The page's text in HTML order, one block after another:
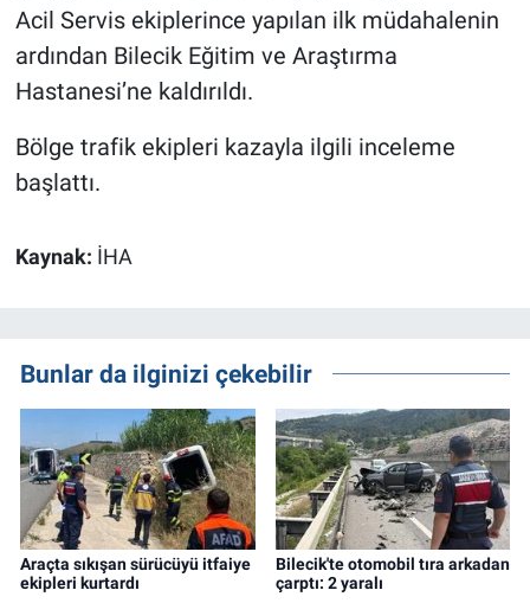
Acil Servis ekiplerince yapılan ilk müdahalenin
ardından Bilecik Eğitim ve Araştırma
Hastanesi’ne kaldırıldı.
Bölge trafik ekipleri kazayla ilgili inceleme
başlattı.
Kaynak: İHA
Bunlar da ilginizi çekebilir
Araçta sıkışan sürücüyü itfaiye
ekipleri kurtardı
Bilecik'te otomobil tıra arkadan
çarptı: 2 yaralı